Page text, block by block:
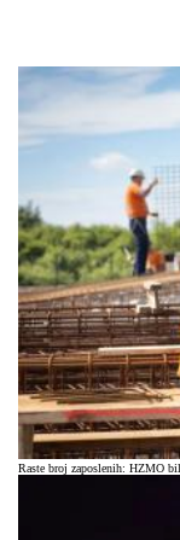
Raste broj zaposlenih: HZMO